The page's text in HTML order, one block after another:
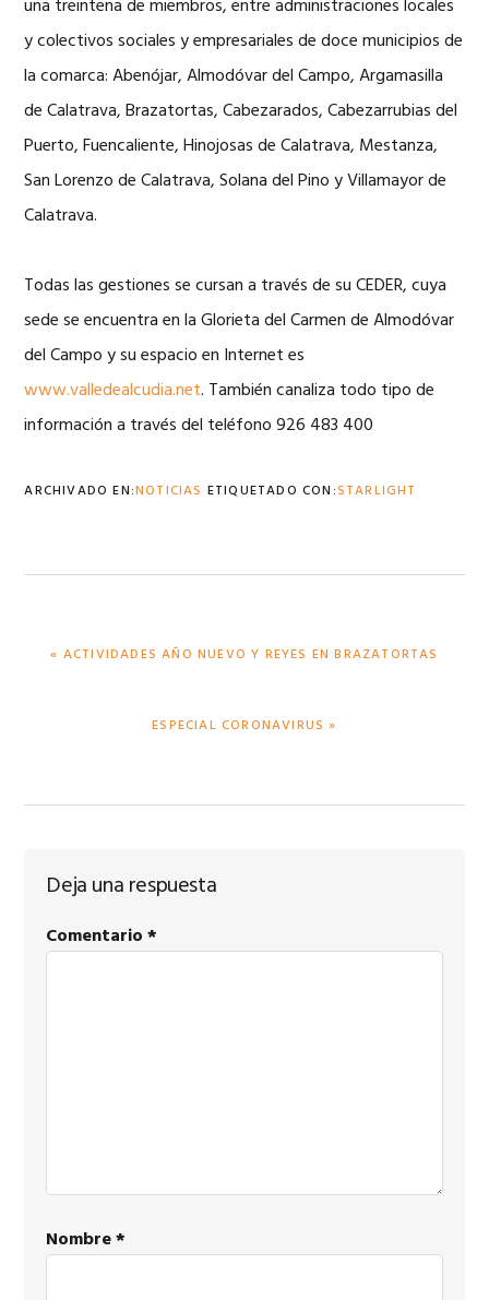
una treintena de miembros, entre administraciones locales
y colectivos sociales y empresariales de doce municipios de
la comarca: Abenójar, Almodóvar del Campo, Argamasilla
de Calatrava, Brazatortas, Cabezarados, Cabezarrubias del
Puerto, Fuencaliente, Hinojosas de Calatrava, Mestanza,
San Lorenzo de Calatrava, Solana del Pino y Villamayor de
Calatrava.
Todas las gestiones se cursan a través de su CEDER, cuya
sede se encuentra en la Glorieta del Carmen de Almodóvar
del Campo y su espacio en Internet es
www.valledealcudia.net. También canaliza todo tipo de
información a través del teléfono 926 483 400
ARCHIVADO EN:NOTICIAS ETIQUETADO CON:STARLIGHT
PUBLICACIÓN
« ACTIVIDADES AÑO NUEVO Y REYES EN BRAZATORTAS
PUBLICACIÓN
ESPECIAL CORONAVIRUS »
Interacciones
con
los
Deja una respuesta
Comentario*
Nombre*